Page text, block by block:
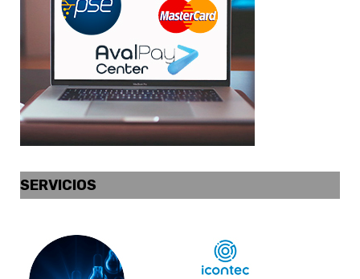
SERVICIOS